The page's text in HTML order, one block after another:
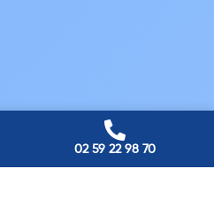
02 59 22 98 70